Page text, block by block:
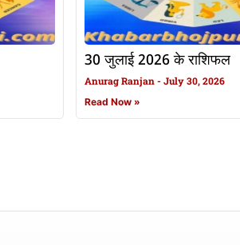
30 जुलाई 2026 के राशिफल
Anurag Ranjan July 30, 2026
Read Now »